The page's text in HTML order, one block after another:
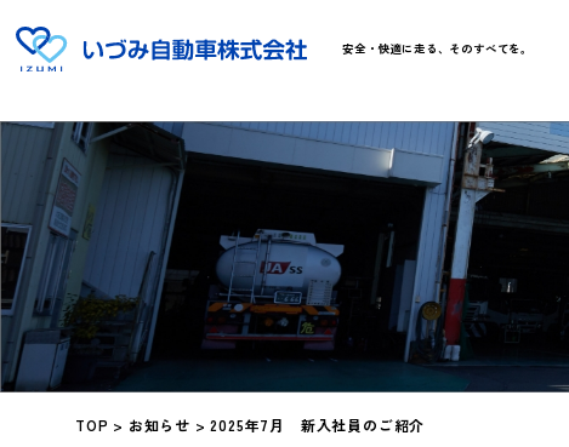
安全・快適に走る、そのすべてを。
TOP > お知らせ >2025年7月 新入社員のご紹介